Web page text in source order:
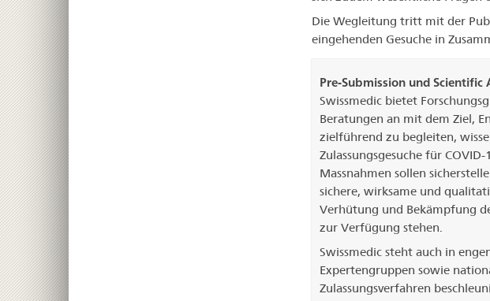
Die Wegleitung tritt mit der
eingehenden Gesuche in
Pre-Submission und Scientific
Swissmedic bietet
Beratungen an mit dem Ziel,
zielführend zu begleiten,
Zulassungsgesuche für
Massnahmen sollen
sichere, wirksame und
Verhütung und Bekämpfung
zur Verfügung stehen.
Swissmedic steht auch in
Expertengruppen sowie
Zulassungsverfahren